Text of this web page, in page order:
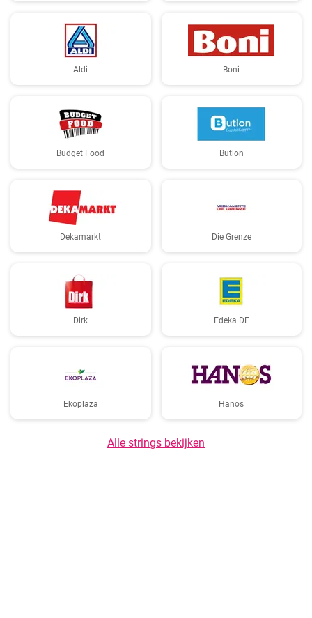
Aldi Boni
Budget Food Butlon
Dekamarkt Die Grenze
Dirk Edeka DE
Ekoplaza Hanos
Alle strings bekijken